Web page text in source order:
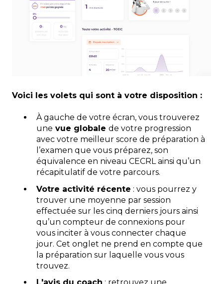
Voici les volets qui sont à votre disposition :
À gauche de votre écran, vous trouverez
une vue globale de votre progression
avec votre meilleur score de préparation à
l’examen que vous préparez, son
équivalence en niveau CECRL ainsi qu’un
récapitulatif de votre parcours.
Votre activité récente : vous pourrez y
trouver une moyenne par session
effectuée sur les cinq derniers jours ainsi
qu’un compteur de connexions pour
vous inciter à vous connecter chaque
jour. Cet onglet ne prend en compte que
la préparation sur laquelle vous vous
trouvez.